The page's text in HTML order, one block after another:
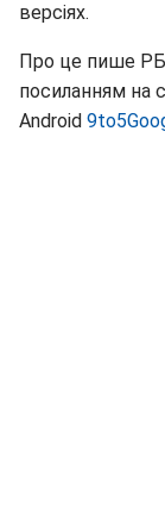
версіях.
Про це пише
посиланням на
Android